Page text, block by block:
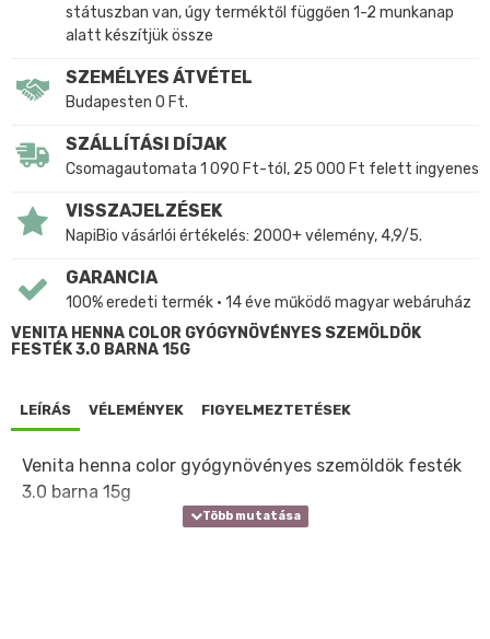
státuszban van, úgy terméktől függően 1-2 munkanap
alatt készítjük össze
SZEMÉLYES ÁTVÉTEL
Budapesten 0 Ft.
SZÁLLÍTÁSI DÍJAK
Csomagautomata 1 090 Ft-tól, 25 000 Ft felett ingyenes
VISSZAJELZÉSEK
NapiBio vásárlói értékelés: 2000+ vélemény, 4,9/5.
GARANCIA
100% eredeti termék • 14 éve működő magyar webáruház
VENITA HENNA COLOR GYÓGYNÖVÉNYES SZEMÖLDÖK
FESTÉK 3.0 BARNA 15G
LEÍRÁS VÉLEMÉNYEK FIGYELMEZTETÉSEK
Venita henna color gyógynövényes szemöldök festék
3.0 barna 15g